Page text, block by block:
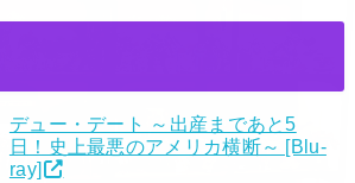
デュー・デート ～出産まであと5
日！史上最悪のアメリカ横断～ [Blu-
ray]